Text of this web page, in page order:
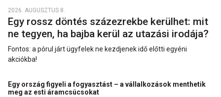
2026. AUGUSZTUS 8.
Egy rossz döntés százezrekbe kerülhet: mit
ne tegyen, ha bajba kerül az utazási irodája?
Fontos: a pórul járt ügyfelek ne kezdjenek idő előtti egyéni
akciókba!
Egy ország figyeli a fogyasztást – a vállalkozások menthetik
meg az esti áramcsúcsokat